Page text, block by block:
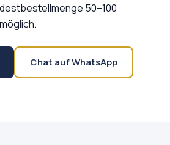
50–100
Chat auf WhatsApp